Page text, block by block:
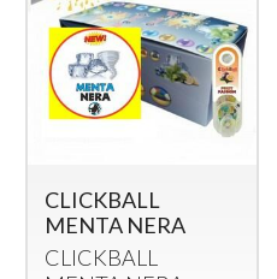
CLICKBALL
MENTA NERA
CLICKBALL